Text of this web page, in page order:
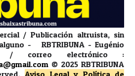
/ Publicación altruista, sin
- RBTRIBUNA - Eugénio
/ correo electrónico :
© 2025 RBTRIBUNA
Aviso Legal y Política de